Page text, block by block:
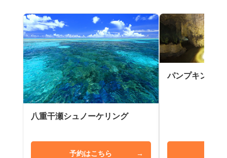
八重干瀬シュノーケリング
予約はこちら →
パンプキン鍾乳